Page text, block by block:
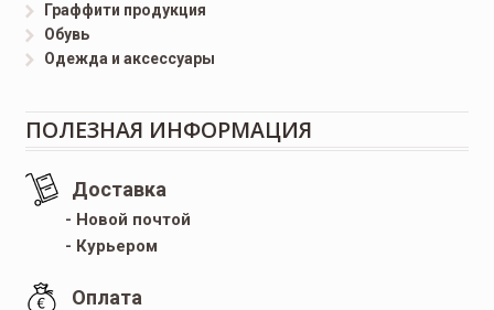
Граффити продукция
Обувь
Одежда и аксессуары
ПОЛЕЗНАЯ ИНФОРМАЦИЯ
Доставка
- Новой почтой
- Курьером
Оплата